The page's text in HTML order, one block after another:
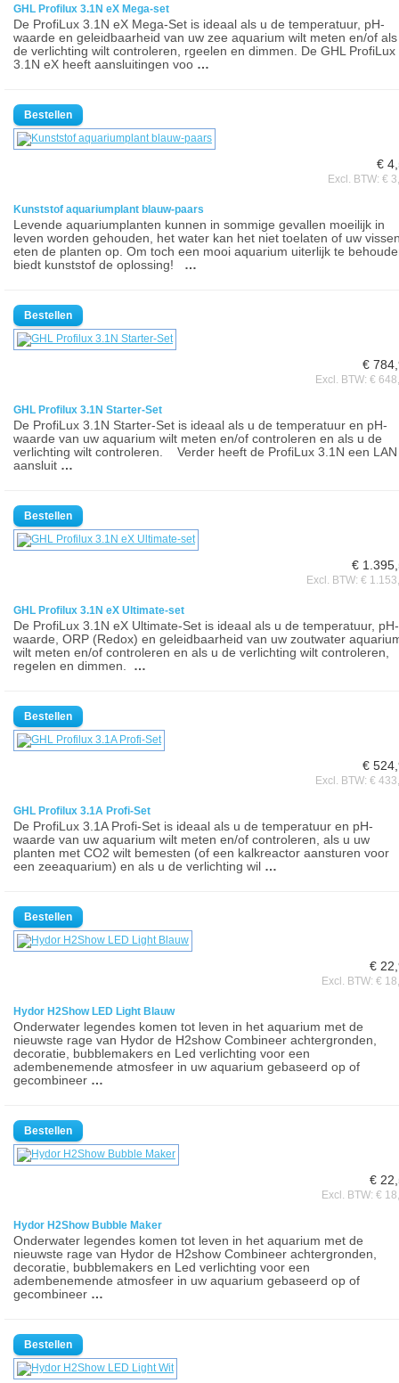
GHL Profilux 3.1N eX Mega-set
De ProfiLux 3.1N eX Mega-Set is ideaal als u de temperatuur, pH-
waarde en geleidbaarheid van uw zee aquarium wilt meten en/of
de verlichting wilt controleren, rgeelen en dimmen. De GHL ProfiLux
3.1N eX heeft aansluitingen voo …
€
Excl. BTW: €
Kunststof aquariumplant blauw-paars
Levende aquariumplanten kunnen in sommige gevallen moeilijk in
leven worden gehouden, het water kan het niet toelaten of uw
eten de planten op. Om toch een mooi aquarium uiterlijk te
biedt kunststof de oplossing!
…
€
Excl. BTW: €
GHL Profilux 3.1N Starter-Set
De ProfiLux 3.1N Starter-Set is ideaal als u de temperatuur en pH-
waarde van uw aquarium wilt meten en/of controleren en als u de
verlichting wilt controleren. Verder heeft de ProfiLux 3.1N een LAN
aansluit …
€
Excl. BTW: €
GHL Profilux 3.1N eX Ultimate-set
De ProfiLux 3.1N eX Ultimate-Set is ideaal als u de temperatuur, pH-
waarde, ORP (Redox) en geleidbaarheid van uw zoutwater
wilt meten en/of controleren en als u de verlichting wilt controleren,
regelen en dimmen. …
€
Excl. BTW: €
GHL Profilux 3.1A Profi-Set
De ProfiLux 3.1A Profi-Set is ideaal als u de temperatuur en pH-
waarde van uw aquarium wilt meten en/of controleren, als u uw
planten met CO2 wilt bemesten (of een kalkreactor aansturen voor
een zeeaquarium) en als u de verlichting wil …
€
Excl. BTW: €
Hydor H2Show LED Light Blauw
Onderwater legendes komen tot leven in het aquarium met de
nieuwste rage van Hydor de H2show Combineer achtergronden,
decoratie, bubblemakers en Led verlichting voor een
adembenemende atmosfeer in uw aquarium gebaseerd op of
gecombineer …
€
Excl. BTW: €
Hydor H2Show Bubble Maker
Onderwater legendes komen tot leven in het aquarium met de
nieuwste rage van Hydor de H2show Combineer achtergronden,
decoratie, bubblemakers en Led verlichting voor een
adembenemende atmosfeer in uw aquarium gebaseerd op of
gecombineer …